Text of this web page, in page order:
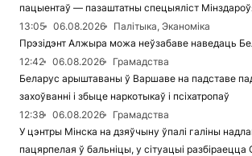
пацыентаў — пазаштатны спецыяліст
13:05
06.08.2026
Палітыка, Эканоміка
Прэзідэнт Алжыра можа неўзабаве наведаць
12:42
06.08.2026
Грамадства
Беларус арыштаваны ў Варшаве на падставе
захоўванні і збыце наркотыкаў і псіхатропаў
12:38
06.08.2026
Грамадства
У цэнтры Мінска на дзяўчыну ўпалі галіны
пацярпелая ў бальніцы, у сітуацыі разбіраецца